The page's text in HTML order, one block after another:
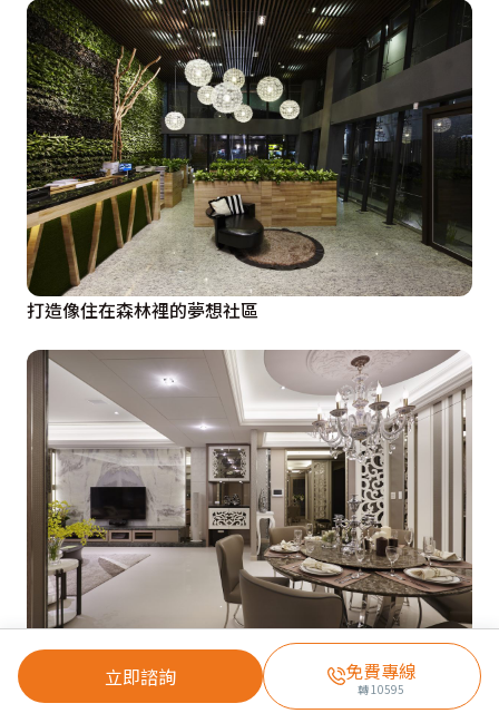
立即諮詢 免費專線
轉10595
打造像住在森林裡的夢想社區
華麗美學飾機能 實用精緻宅邸